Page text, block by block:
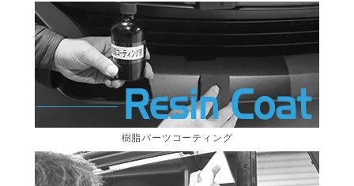
樹脂パーツコーティング